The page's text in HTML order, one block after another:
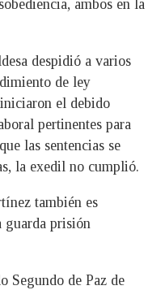
ambos en la
despidió a varios
de ley
el debido
pertinentes para
las sentencias se
la exedil no cumplió.
también es
guarda prisión
Segundo de Paz de